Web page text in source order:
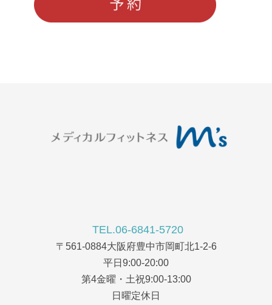
TEL.06-6841-5720
〒561-0884大阪府豊中市岡町北1-2-6
平日9:00-20:00
第4金曜・土祝9:00-13:00
日曜定休日